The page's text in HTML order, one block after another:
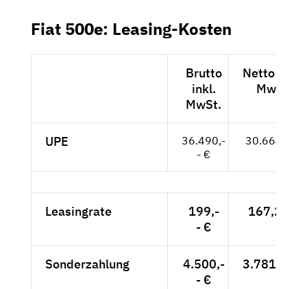
Fiat 500e: Leasing-Kosten
Brutto
inkl.
MwSt.
Netto exkl.
MwSt.
UPE
36.490,-
- €
30.664,-- €
Leasingrate
199,-
- €
167,23 €
Sonderzahlung
4.500,-
- €
3.781,51 €